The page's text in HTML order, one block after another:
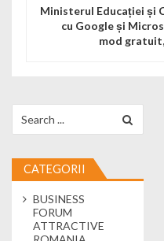
Ministerul Educației și
cu Google și
mod
CATEGORII
BUSINESS
FORUM
ATTRACTIVE